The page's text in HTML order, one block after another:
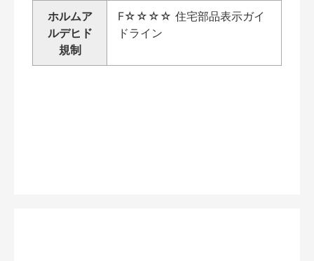
ホルムア
ルデヒド
規制
F☆☆☆☆ 住宅部品表示ガイ
ドライン